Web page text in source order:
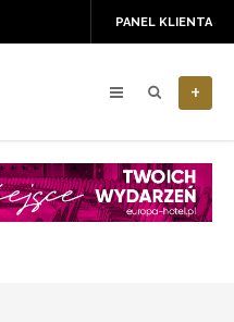
PANEL KLIENTA
+